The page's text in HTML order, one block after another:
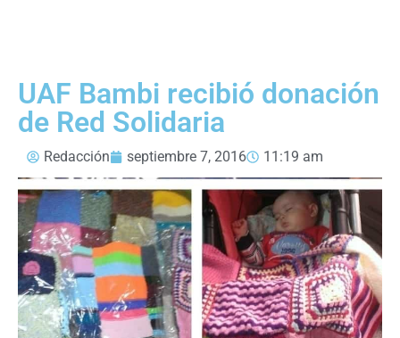
UAF Bambi recibió donación
de Red Solidaria
Redacción septiembre 7, 2016 11:19 am